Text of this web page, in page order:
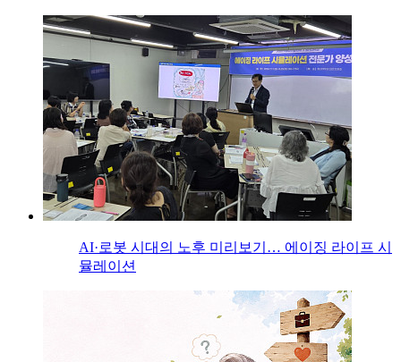
AI·로봇 시대의 노후 미리보기… 에이징 라이프 시
뮬레이션